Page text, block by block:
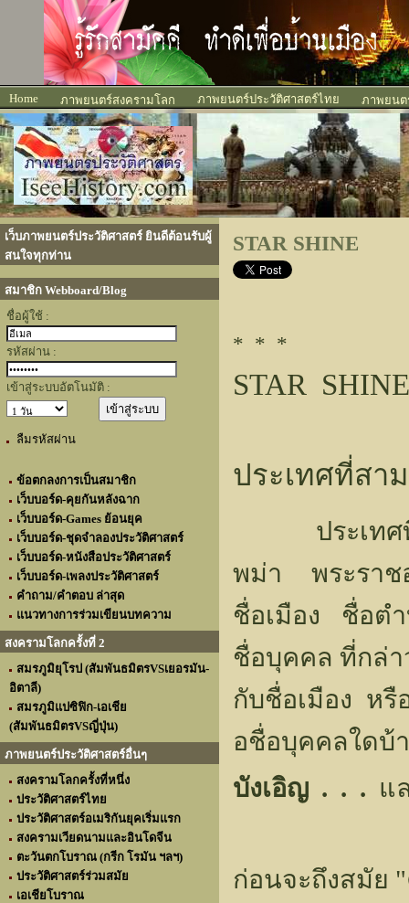
Home ภาพยนตร์สงครามโลก ภาพยนตร์ประวัติศาสตร์ไทย ภาพยนต
เว็บภาพยนตร์ประวัติศาสตร์ ยินดีต้อนรับผู้
สนใจทุกท่าน
สมาชิก Webboard/Blog
ชื่อผู้ใช้ :
รหัสผ่าน :
เข้าสู่ระบบอัตโนมัติ :
ลืมรหัสผ่าน
ข้อตกลงการเป็นสมาชิก
เว็บบอร์ด-คุยกันหลังฉาก
เว็บบอร์ด-Games ย้อนยุค
เว็บบอร์ด-ชุดจำลองประวัติศาสตร์
เว็บบอร์ด-หนังสือประวัติศาสตร์
เว็บบอร์ด-เพลงประวัติศาสตร์
คำถาม/คำตอบ ล่าสุด
แนวทางการร่วมเขียนบทความ
สงครามโลกครั้งที่ 2
สมรภูมิยุโรป (สัมพันธมิตรVSเยอรมัน-
อิตาลี)
สมรภูมิแปซิฟิก-เอเชีย
(สัมพันธมิตรVSญี่ปุ่น)
ภาพยนตร์ประวัติศาสตร์อื่นๆ
สงครามโลกครั้งที่หนึ่ง
ประวัติศาสตร์ไทย
ประวัติศาสตร์อเมริกันยุคเริ่มแรก
สงครามเวียดนามและอินโดจีน
ตะวันตกโบราณ (กรีก โรมัน ฯลฯ)
ประวัติศาสตร์ร่วมสมัย
เอเชียโบราณ
STAR SHINE
* * *
STAR SHINE
ประเทศที่สา
ประเทศที่ส
พม่า พระราช
ชื่อเมือง ชื่อต
ชื่อบุคคล ที่กล่
กับชื่อเมือง ห
อชื่อบุคคลใดบ้
บังเอิญ . . . แ
ก่อนจะถึงสมัย